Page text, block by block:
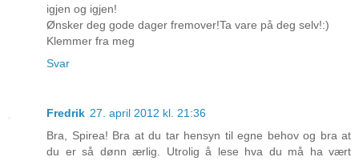
igjen og igjen!
Ønsker deg gode dager fremover!Ta vare på deg selv!:)
Klemmer fra meg
Svar
Fredrik 27. april 2012 kl. 21:36
Bra, Spirea! Bra at du tar hensyn til egne behov og bra at
du er så dønn ærlig. Utrolig å lese hva du må ha vært